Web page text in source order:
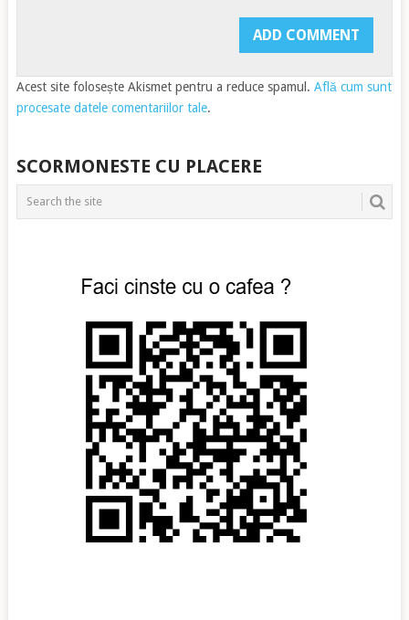
Acest site folosește Akismet pentru a reduce spamul. Află cum sunt
procesate datele comentariilor tale.
SCORMONESTE CU PLACERE